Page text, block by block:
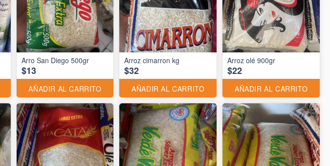
Arro San Diego 500gr
$13
AÑADIR AL CARRITO
Arroz cimarron kg
$32
AÑADIR AL CARRITO
Arroz olé 900gr
$22
AÑADIR AL CARRITO